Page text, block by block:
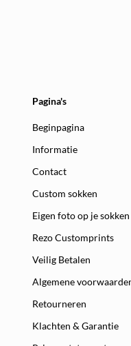
Pagina's
Beginpagina
Informatie
Contact
Custom sokken
Eigen foto op je sokken
Rezo Customprints
Veilig Betalen
Algemene
Retourneren
Klachten & Garantie